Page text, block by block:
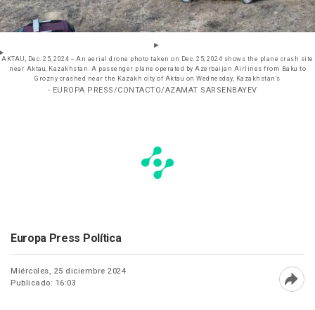
AKTAU, Dec. 25, 2024 -- An aerial drone photo taken on Dec. 25, 2024 shows the plane crash site
near Aktau, Kazakhstan. A passenger plane operated by Azerbaijan Airlines from Baku to
Grozny crashed near the Kazakh city of Aktau on Wednesday, Kazakhstan's
- EUROPA PRESS/CONTACTO/AZAMAT SARSENBAYEV
Europa Press Política
Miércoles, 25 diciembre 2024
Publicado: 16:03